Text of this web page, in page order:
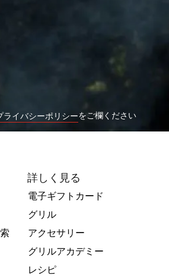
ライバシーポリシーをご欄ください
詳しく見る
電子ギフトカード
グリル
アクセサリー
グリルアカデミー
レシピ